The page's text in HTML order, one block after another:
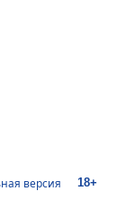
версия 18+